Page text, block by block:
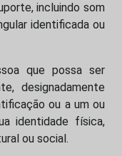
incluindo som
identificada ou
que possa ser
designadamente
ou a um ou
identidade física,
ou social.